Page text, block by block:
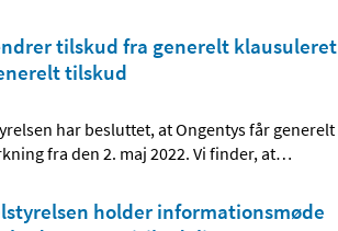
tilskud fra generelt klausuleret
tilskud
har besluttet, at Ongentys får generelt
fra den 2. maj 2022. Vi finder, at…
holder informationsmøde